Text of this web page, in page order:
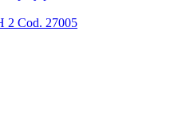
2 Cod. 27005